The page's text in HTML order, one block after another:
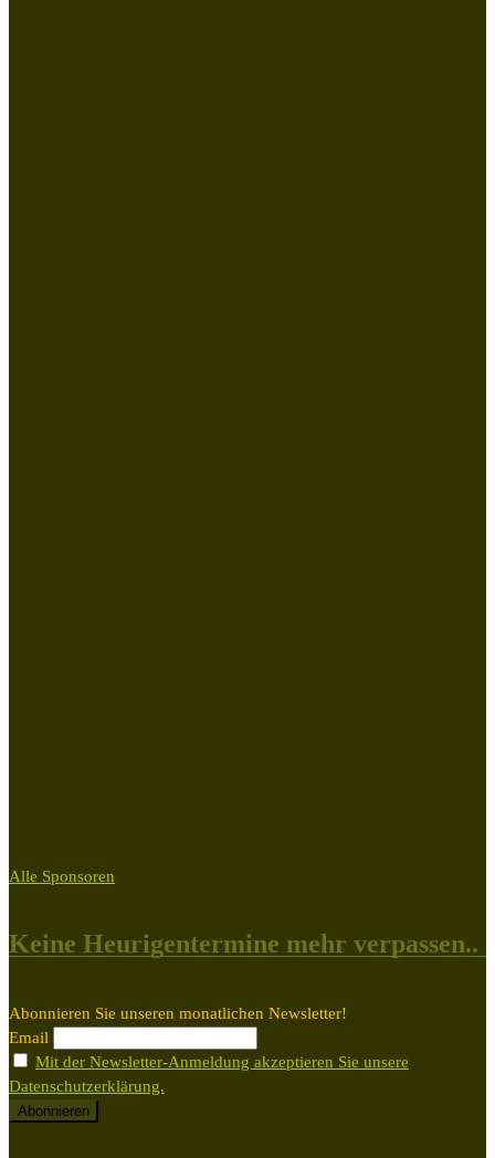
Alle Sponsoren
Keine Heurigentermine mehr verpassen..
Abonnieren Sie unseren monatlichen Newsletter!
Email
Mit der Newsletter-Anmeldung akzeptieren Sie unsere
Datenschutzerklärung.